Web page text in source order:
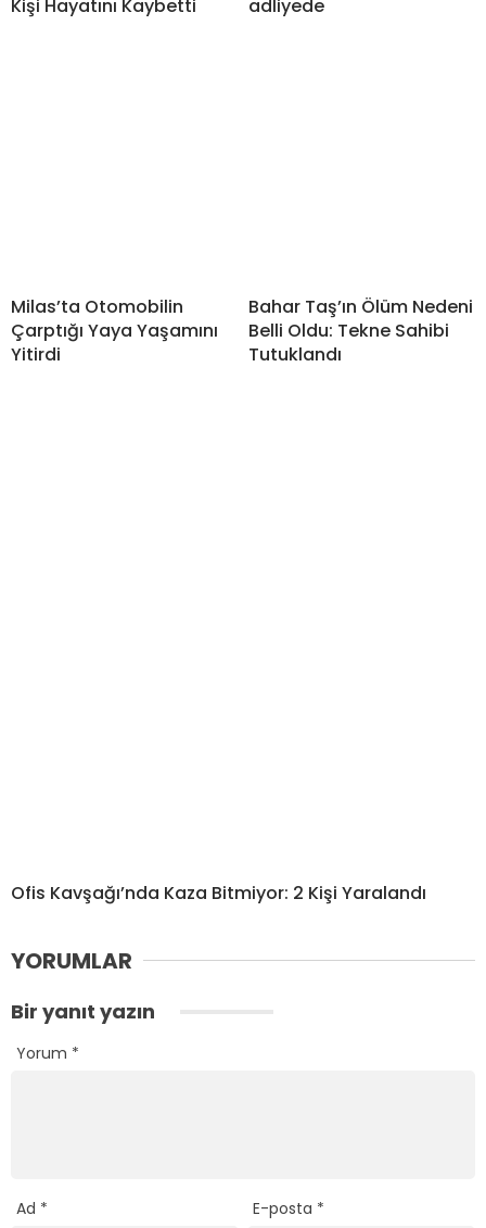
Kişi Hayatını Kaybetti adliyede
Milas’ta Otomobilin
Çarptığı Yaya Yaşamını
Yitirdi
Bahar Taş’ın Ölüm Nedeni
Belli Oldu: Tekne Sahibi
Tutuklandı
Ofis Kavşağı’nda Kaza Bitmiyor: 2 Kişi Yaralandı
YORUMLAR
Bir yanıt yazın
Yorum *
Ad * E-posta *